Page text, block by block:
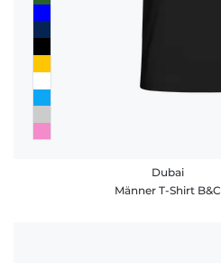
Dubai
Männer T-Shirt B&C